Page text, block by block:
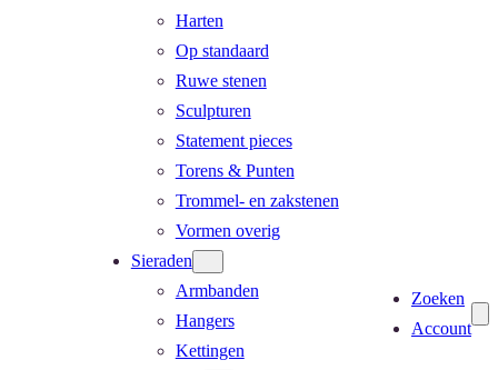
Harten
Op standaard
Ruwe stenen
Sculpturen
Statement pieces
Torens & Punten
Trommel- en zakstenen
Vormen overig
Sieraden
Armbanden
Hangers
Kettingen
Zoeken
Account